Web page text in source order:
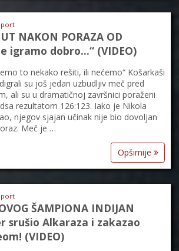
NAKON PORAZA OD
igramo dobro…“ (VIDEO)
to nekako rešiti, ili nećemo“ Košarkaši
su još jedan uzbudljiv meč pred
ali su u dramatičnoj završnici poraženi
rezultatom 126:123. Iako je Nikola
njegov sjajan učinak nije bio dovoljan
Meč je …
Opširnije
ŠAMPIONA INDIJAN
srušio Alkaraza i zakazao
(VIDEO)